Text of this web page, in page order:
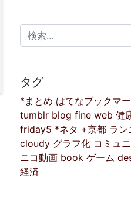
検索:
タグ
*まとめ はてなブックマ
tumblr blog fine web 健
friday5 *ネタ +京都 ラン
cloudy グラフ化 コミュ
ニコ動画 book ゲーム
経済